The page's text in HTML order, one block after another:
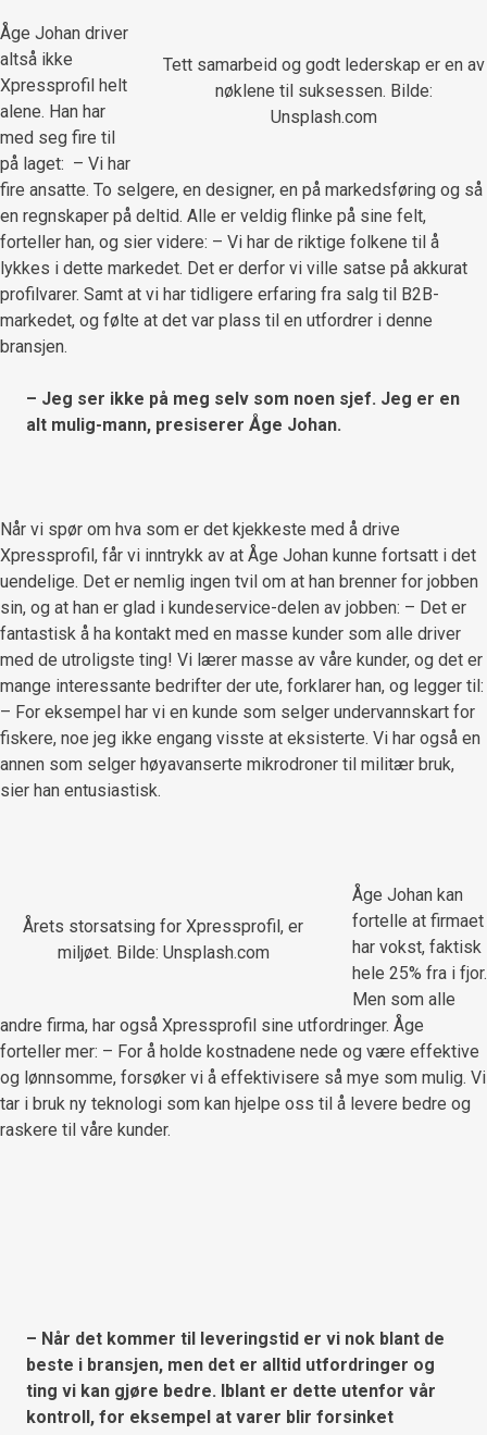
Tett samarbeid og godt lederskap er en av
nøklene til suksessen. Bilde:
Unsplash.com
Åge Johan driver
altså ikke
Xpressprofil helt
alene. Han har
med seg fire til
på laget: – Vi har
fire ansatte. To selgere, en designer, en på markedsføring og så
en regnskaper på deltid. Alle er veldig flinke på sine felt,
forteller han, og sier videre: – Vi har de riktige folkene til å
lykkes i dette markedet. Det er derfor vi ville satse på akkurat
profilvarer. Samt at vi har tidligere erfaring fra salg til B2B-
markedet, og følte at det var plass til en utfordrer i denne
bransjen.
– Jeg ser ikke på meg selv som noen sjef. Jeg er en
alt mulig-mann, presiserer Åge Johan.
Når vi spør om hva som er det kjekkeste med å drive
Xpressprofil, får vi inntrykk av at Åge Johan kunne fortsatt i det
uendelige. Det er nemlig ingen tvil om at han brenner for jobben
sin, og at han er glad i kundeservice-delen av jobben: – Det er
fantastisk å ha kontakt med en masse kunder som alle driver
med de utroligste ting! Vi lærer masse av våre kunder, og det er
mange interessante bedrifter der ute, forklarer han, og legger til:
– For eksempel har vi en kunde som selger undervannskart for
fiskere, noe jeg ikke engang visste at eksisterte. Vi har også en
annen som selger høyavanserte mikrodroner til militær bruk,
sier han entusiastisk.
Årets storsatsing for Xpressprofil, er
miljøet. Bilde: Unsplash.com
Åge Johan kan
fortelle at firmaet
har vokst, faktisk
hele 25% fra i fjor.
Men som alle
andre firma, har også Xpressprofil sine utfordringer. Åge
forteller mer: – For å holde kostnadene nede og være effektive
og lønnsomme, forsøker vi å effektivisere så mye som mulig. Vi
tar i bruk ny teknologi som kan hjelpe oss til å levere bedre og
raskere til våre kunder.
– Når det kommer til leveringstid er vi nok blant de
beste i bransjen, men det er alltid utfordringer og
ting vi kan gjøre bedre. Iblant er dette utenfor vår
kontroll, for eksempel at varer blir forsinket